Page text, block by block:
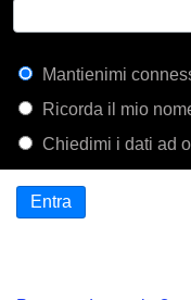
Mantienimi
Ricorda il mio
Chiedimi i dati ad
Entra